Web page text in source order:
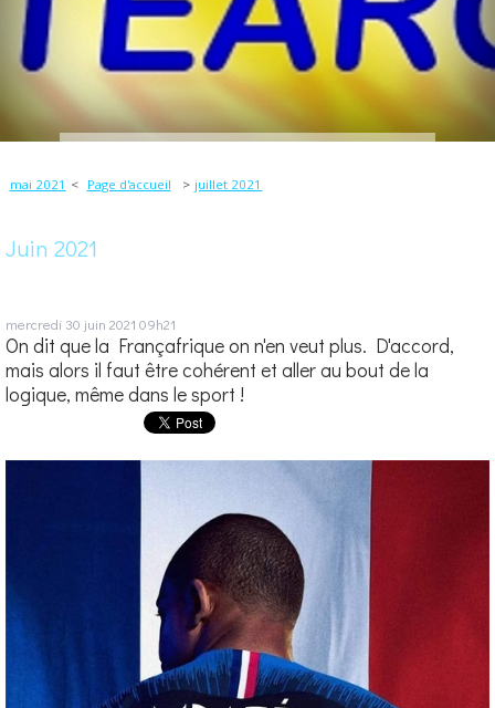
mai 2021 Page d'accueil juillet 2021
Juin 2021
mercredi 30 juin 2021 09h21
On dit que la Françafrique on n'en veut plus. D'accord,
mais alors il faut être cohérent et aller au bout de la
logique, même dans le sport !